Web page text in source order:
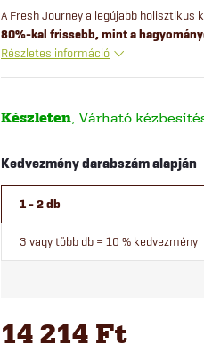
A Fresh Journey a legújabb
80%-kal frissebb, mint a
Részletes információ
Készleten
Kedvezmény darabszám alapján
1 - 2 db
3 vagy több db = 10 % kedvezmény
14 214 Ft